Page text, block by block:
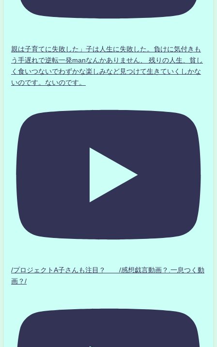
親は子育てに失敗した」子は人生に失敗した。負けに気付きも
う手遅れで逆転一発manなんかありません、 残りの人生、貧し
く食いつないでわずかな楽しみなど見つけて生きていくしかな
いのです。ないのです。
/プロジェクトA子さんも注目？ /感想戯言動画？.一息つく動
画？/